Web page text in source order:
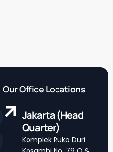
Our Office Locations
Jakarta (Head
Quarter)
Komplek Ruko Duri